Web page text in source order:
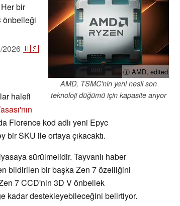
ⓘ AMD, edited
AMD, TSMC'nin yeni nesil son
teknoloji düğümü için kapasite arıyor
bir
önbelleği
2026🇺🇸
halefi
Florence kod adlı yeni Epyc
SKU ile ortaya çıkacaktı.
sürülmelidir. Tayvanlı haber
bildirilen bir başka Zen 7 özelliğini
7 CCD'nin 3D V önbellek
kadar destekleyebileceğini belirtiyor.